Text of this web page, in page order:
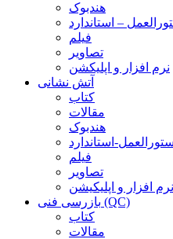
هندبوک
– استاندارد
فیلم
تصاویر
نرم افزار و اپلیکشن
آتش نشانی
کتاب
مقالات
هندبوک
استاندارد
فیلم
تصاویر
نرم افزار و اپلیکیشن
بازرسی فنی (QC)
کتاب
مقالات